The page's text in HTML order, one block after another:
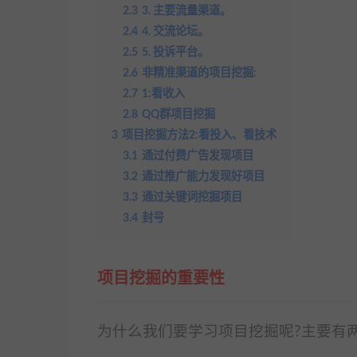
2.3 3. 主要流量渠道。
2.4 4. 交流论坛。
2.5 5. 投诉平台。
2.6 非精准渠道的项目挖掘:
2.7 1:看收入
2.8 QQ群项目挖掘
3 项目挖掘方法2:看投入、看技术
3.1 通过付费广告发现项目
3.2 通过推广能力发现好项目
3.3 通过关键词挖掘项目
3.4 封号
项目挖掘的重要性
为什么我们要学习项目挖掘呢?主要有